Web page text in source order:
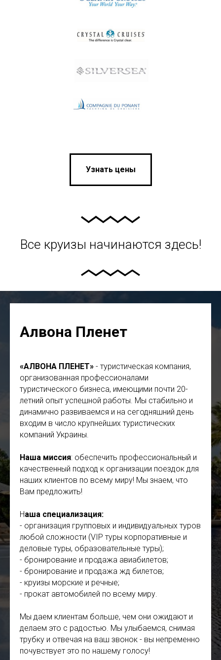
Узнать цены
Все круизы начинаются здесь!
Алвона Пленет
«АЛВОНА ПЛЕНЕТ» - туристическая компания,
организованная профессионалами
туристического бизнеса, имеющими почти 20-
летний опыт успешной работы. Мы стабильно и
динамично развиваемся и на сегодняшний день
входим в число крупнейших туристических
компаний Украины.
Наша миссия: обеспечить профессиональный и
качественный подход к организации поездок для
наших клиентов по всему миру! Мы знаем, что
Вам предложить!
Наша специализация:
- организация групповых и индивидуальных туров
любой сложности (VIP туры корпоративные и
деловые туры, образовательные туры);
- бронирование и продажа авиабилетов;
- бронирование и продажа жд билетов;
- круизы морские и речные;
- прокат автомобилей по всему миру.
Мы даем клиентам больше, чем они ожидают и
делаем это с радостью. Мы улыбаемся, снимая
трубку и отвечая на ваш звонок - вы непременно
почувствует это по нашему голосу!